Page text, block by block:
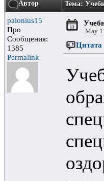
Автор Тема:
palonius15
Про
Сообщения:
1385
Permalink
May
Цитата